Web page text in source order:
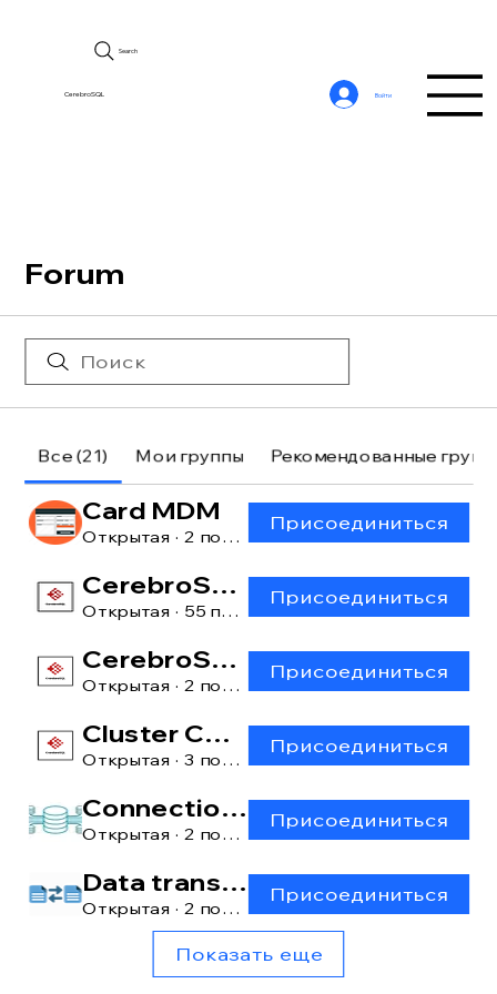
CerebroSQL
Search
Войти
Forum
Все (21) Мои группы Рекомендованные
Card MDM
Открытая · 2 пользователя
Присоединиться
CerebroSQL
Открытая · 55 пользователей
Присоединиться
CerebroSQL: main window
Открытая · 2 пользователя
Присоединиться
Cluster CerebroSQL
Открытая · 3 пользователя
Присоединиться
Connection manager
Открытая · 2 пользователя
Присоединиться
Data transfer [lite]
Открытая · 2 пользователя
Присоединиться
Показать еще